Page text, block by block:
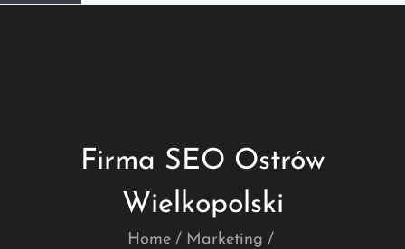
Firma SEO Ostrów
Wielkopolski
Home
Marketing